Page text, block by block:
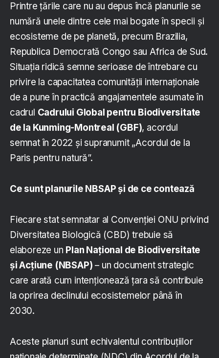
Printre țările care nu au depus încă planurile se
numără unele dintre cele mai bogate în specii și
ecosisteme de pe planetă, precum Brazilia,
Republica Democrată Congo sau Africa de Sud.
Situația ridică semne serioase de întrebare cu
privire la capacitatea comunității internaționale
de a pune în practică angajamentele asumate în
cadrul Cadrului Global pentru Biodiversitate
de la Kunming-Montreal (GBF), acordul
semnat în 2022 și supranumit „Acordul de la
Paris pentru natură”.
Ce sunt planurile NBSAP și de ce contează
Fiecare stat semnatar al Convenției ONU privind
Diversitatea Biologică (CBD) trebuie să
elaboreze un Plan Național de Biodiversitate
și Acțiune (NBSAP) – un document strategic
care arată cum intenționează țara să contribuie
la oprirea declinului ecosistemelor până în
2030.
Aceste planuri sunt echivalentul contribuțiilor